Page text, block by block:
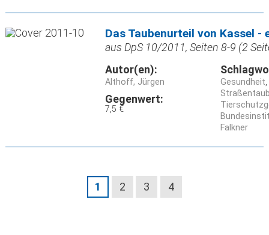
Das Taubenurteil von Kassel -
aus DpS 10/2011, Seiten 8-9 (2
Autor(en):
Althoff, Jürgen
Gegenwert:
7,5 €
Gesundheit
Falkner
1 2 3 4